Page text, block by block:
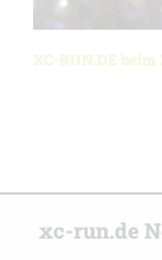
XC-RUN.DE
xc-run.de